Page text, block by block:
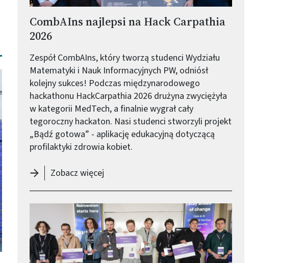
CombAIns najlepsi na Hack Carpathia
2026
Zespół CombAIns, który tworzą studenci Wydziału
Matematyki i Nauk Informacyjnych PW, odniósł
kolejny sukces! Podczas międzynarodowego
hackathonu HackCarpathia 2026 drużyna zwyciężyła
w kategorii MedTech, a finalnie wygrał cały
tegoroczny hackaton. Nasi studenci stworzyli projekt
„Bądź gotowa” - aplikację edukacyjną dotyczącą
profilaktyki zdrowia kobiet.
Zobacz więcej-